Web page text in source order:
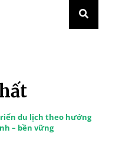
du lịch theo hướng
– bền vững